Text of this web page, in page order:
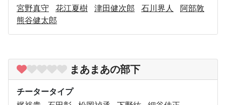
宮野真守
花江夏樹 津田健次郎 石川界人
阿部敦
熊谷健太郎
まあまあの部下
チータータイプ